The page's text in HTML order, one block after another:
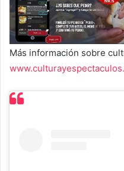
Más información sobre